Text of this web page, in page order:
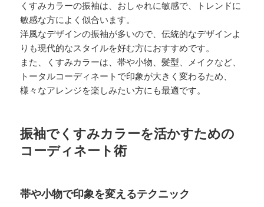
くすみカラーの振袖は、おしゃれに敏感で、トレンドに
敏感な方によく似合います。
洋風なデザインの振袖が多いので、伝統的なデザインよ
りも現代的なスタイルを好む方におすすめです。
また、くすみカラーは、帯や小物、髪型、メイクなど、
トータルコーディネートで印象が大きく変わるため、
様々なアレンジを楽しみたい方にも最適です。
振袖でくすみカラーを活かすための
コーディネート術
帯や小物で印象を変えるテクニック